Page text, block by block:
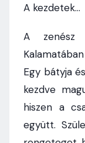
A kezdetek…
A zenész
Egy bátyja
kezdve
hiszen a
együtt.